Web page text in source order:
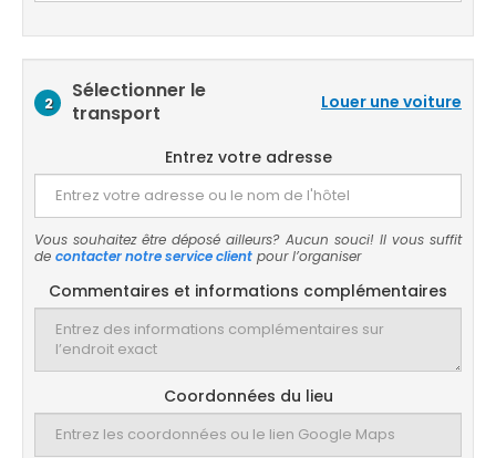
2
Sélectionner le
transport
Louer une voiture
Entrez votre adresse
Vous souhaitez être déposé ailleurs? Aucun souci! Il vous suffit
de contacter notre service client pour l’organiser
Commentaires et informations complémentaires
Coordonnées du lieu